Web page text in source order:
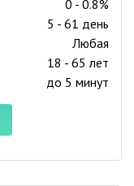
0 - 0.8%
5 - 61 день
Любая
18 - 65 лет
до 5 минут